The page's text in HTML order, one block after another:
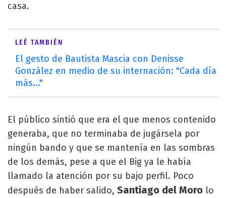
casa.
LEÉ TAMBIÉN
El gesto de Bautista Mascia con Denisse
González en medio de su internación: "Cada día
más..."
El público sintió que era el que menos contenido
generaba, que no terminaba de jugársela por
ningún bando y que se mantenía en las sombras
de los demás, pese a que el Big ya le había
llamado la atención por su bajo perfil. Poco
después de haber salido, Santiago del Moro lo